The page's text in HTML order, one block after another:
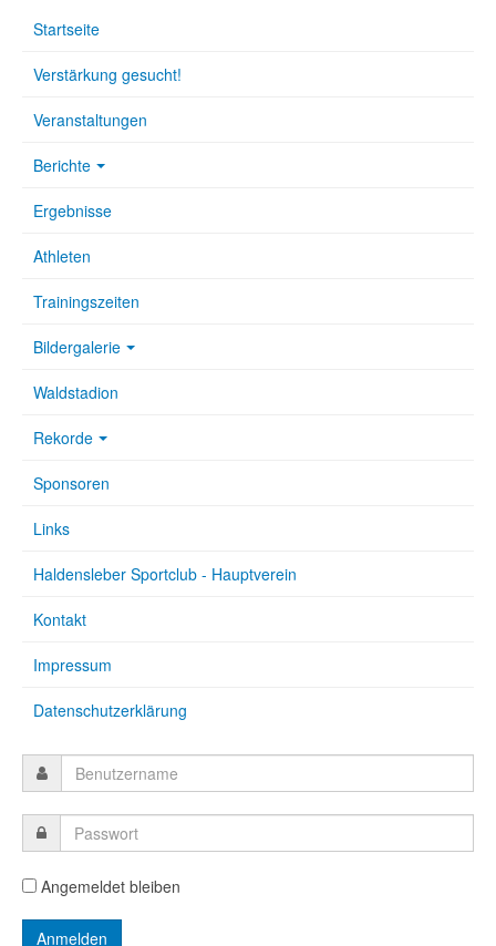
Startseite
Verstärkung gesucht!
Veranstaltungen
Berichte
Ergebnisse
Athleten
Trainingszeiten
Bildergalerie
Waldstadion
Rekorde
Sponsoren
Links
Haldensleber Sportclub - Hauptverein
Kontakt
Impressum
Datenschutzerklärung
Angemeldet bleiben